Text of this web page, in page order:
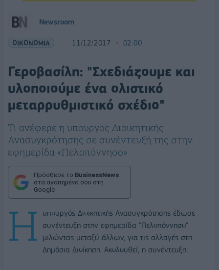
Newsroom
ΟΙΚΟΝΟΜΙΑ 11/12/2017 02:00
Γεροβασίλη: "Σχεδιάζουμε και
υλοποιούμε ένα ολιστικό
μεταρρυθμιστικό σχέδιο"
Τι ανέφερε η υπουργός Διοικητικής
Ανασυγκρότησης σε συνέντευξή της στην
εφημερίδα «Πελοπόννησο»
Πρόσθεσε το BusinessNews
στα αγαπημένα σου στη
Google
Η
υπουργός Διοικητικής Ανασυγκρότησης έδωσε
συνέντευξη στην εφημερίδα "Πελοπόννησο"
μιλώντας μεταξύ άλλων, για τις αλλαγές στη
Δημόσια Διοίκηση. Ακολουθεί, η συνέντευξη: